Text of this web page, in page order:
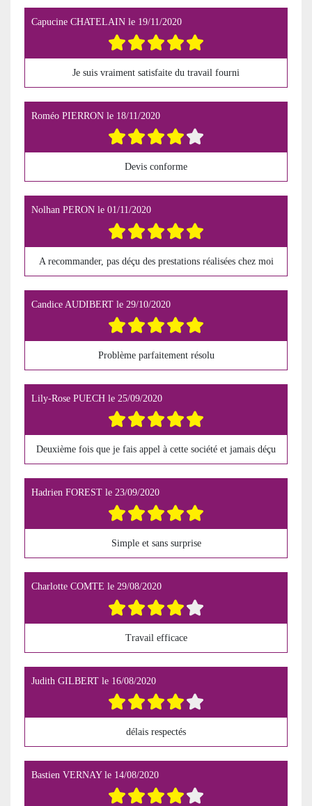
Capucine CHATELAIN le 19/11/2020
Je suis vraiment satisfaite du travail fourni
Roméo PIERRON le 18/11/2020
Devis conforme
Nolhan PERON le 01/11/2020
A recommander, pas déçu des prestations réalisées chez moi
Candice AUDIBERT le 29/10/2020
Problème parfaitement résolu
Lily-Rose PUECH le 25/09/2020
Deuxième fois que je fais appel à cette société et jamais déçu
Hadrien FOREST le 23/09/2020
Simple et sans surprise
Charlotte COMTE le 29/08/2020
Travail efficace
Judith GILBERT le 16/08/2020
délais respectés
Bastien VERNAYle 14/08/2020